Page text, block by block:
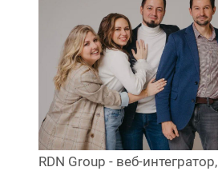
RDN Group - веб-интегратор,